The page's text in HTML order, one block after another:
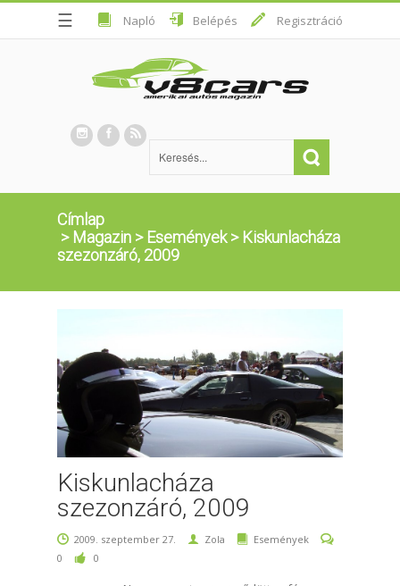
☰ Napló Belépés Regisztráció
Címlap
> Magazin > Események> Kiskunlacháza
szezonzáró, 2009
Kiskunlacháza
szezonzáró, 2009
2009. szeptember 27. Zola
Események
0
0